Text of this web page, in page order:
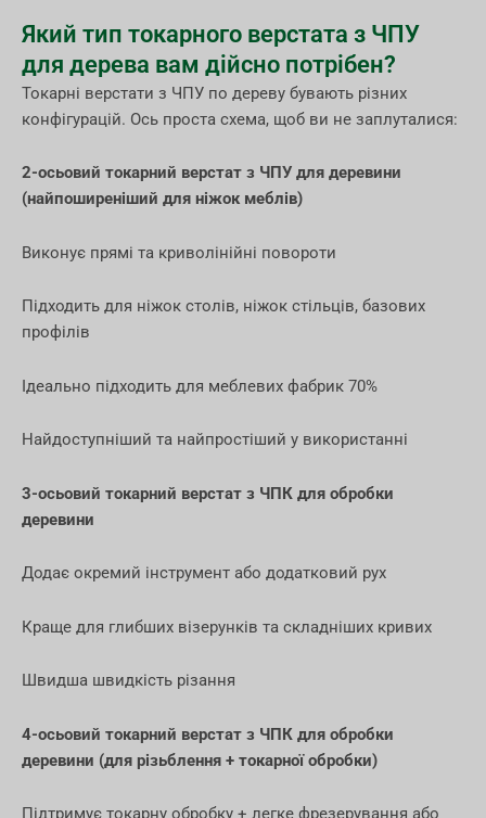
Який тип токарного верстата з ЧПУ
для дерева вам дійсно потрібен?
Токарні верстати з ЧПУ по дереву бувають різних
конфігурацій. Ось проста схема, щоб ви не заплуталися:
2-осьовий токарний верстат з ЧПУ для деревини
(найпоширеніший для ніжок меблів)
Виконує прямі та криволінійні повороти
Підходить для ніжок столів, ніжок стільців, базових
профілів
Ідеально підходить для меблевих фабрик 70%
Найдоступніший та найпростіший у використанні
3-осьовий токарний верстат з ЧПК для обробки
деревини
Додає окремий інструмент або додатковий рух
Краще для глибших візерунків та складніших кривих
Швидша швидкість різання
4-осьовий токарний верстат з ЧПК для обробки
деревини (для різьблення + токарної обробки)
Підтримує токарну обробку + легке фрезерування або